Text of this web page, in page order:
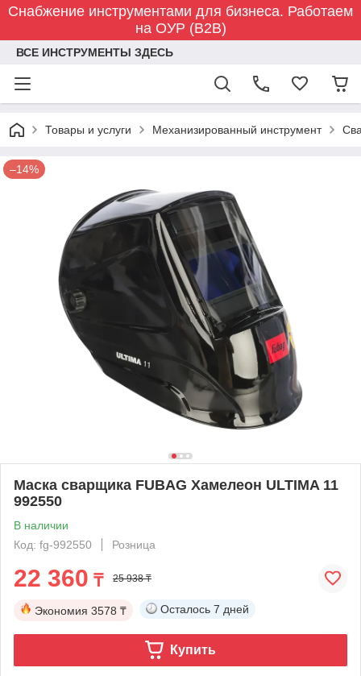
Снабжение инструментами для бизнеса. Работаем
на ОУР (B2B)
ВСЕ ИНСТРУМЕНТЫ ЗДЕСЬ
Товары и услуги Механизированный инструмент
–14%
Маска сварщика FUBAG Хамелеон ULTIMA 11
992550
В наличии
Код: fg-992550
Розница
22 360 ₸ 25 938 ₸
Экономия 3578 ₸ Осталось 7 дней
Купить